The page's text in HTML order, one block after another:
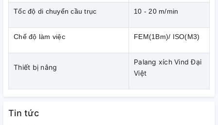
đơn.
Tốc độ di chuyển cầu trục 10 - 20 m/min
Chế độ làm việc FEM(1Bm)/ ISO(M3)
Thiết bị nâng
Palang xích Vind Đại
Việt
Tin tức